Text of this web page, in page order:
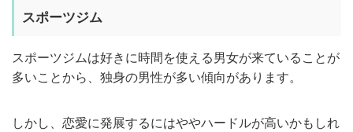
スポーツジム
スポーツジムは好きに時間を使える男女が来ていることが
多いことから、独身の男性が多い傾向があります。
しかし、恋愛に発展するにはややハードルが高いかもしれ